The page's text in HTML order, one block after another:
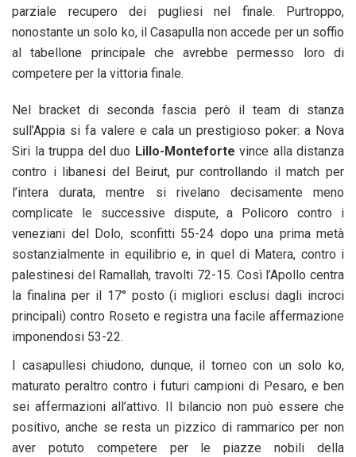
parziale recupero dei pugliesi nel finale. Purtroppo,
nonostante un solo ko, il Casapulla non accede per un soffio
al tabellone principale che avrebbe permesso loro di
competere per la vittoria finale.
Nel bracket di seconda fascia però il team di stanza
sull’Appia si fa valere e cala un prestigioso poker: a Nova
Siri la truppa del duo Lillo-Monteforte vince alla distanza
contro i libanesi del Beirut, pur controllando il match per
l’intera durata, mentre si rivelano decisamente meno
complicate le successive dispute, a Policoro contro i
veneziani del Dolo, sconfitti 55-24 dopo una prima metà
sostanzialmente in equilibrio e, in quel di Matera, contro i
palestinesi del Ramallah, travolti 72-15. Così l’Apollo centra
la finalina per il 17° posto (i migliori esclusi dagli incroci
principali) contro Roseto e registra una facile affermazione
imponendosi 53-22.
I casapullesi chiudono, dunque, il torneo con un solo ko,
maturato peraltro contro i futuri campioni di Pesaro, e ben
sei affermazioni all’attivo. Il bilancio non può essere che
positivo, anche se resta un pizzico di rammarico per non
aver potuto competere per le piazze nobili della